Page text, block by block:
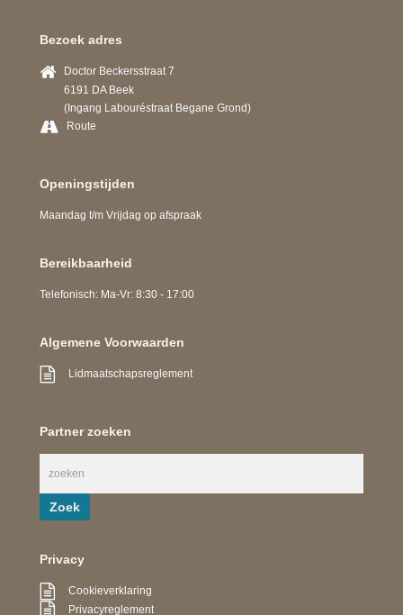
Bezoek adres
Doctor Beckersstraat 7
6191 DA Beek
(Ingang Labouréstraat Begane Grond)
Route
Openingstijden
Maandag t/m Vrijdag op afspraak
Bereikbaarheid
Telefonisch: Ma-Vr: 8:30 - 17:00
Algemene Voorwaarden
Lidmaatschapsreglement
Partner zoeken
Privacy
Cookieverklaring
Privacyreglement